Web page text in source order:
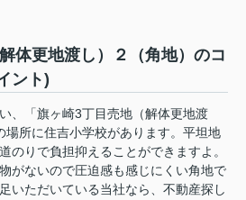
体更地渡し）２（角地）のコ
ント)
、「旗ヶ崎3丁目売地（解体更地渡
場所に住吉小学校があります。平坦地
のりで負担抑えることができますよ。
がないので圧迫感も感じにくい角地で
いただいている当社なら、不動産探し